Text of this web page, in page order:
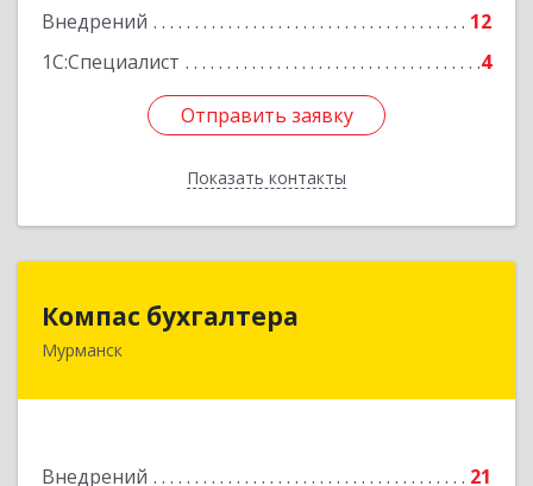
Внедрений
12
1С:Специалист
4
Отправить заявку
Показать контакты
Подробнее
Отправить заявку
Назад
Компас бухгалтера
Мурманск
Внедрений
21